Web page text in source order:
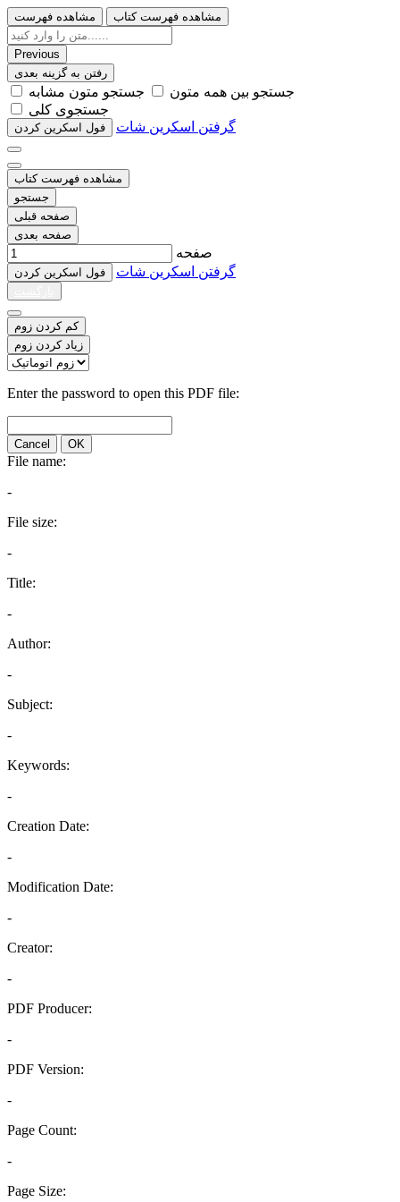
مشاهده فهرست مشاهده فهرست کتاب
Previous
رفتن به گزینه بعدی
ﺟﺴﺘﺠﻮ ﺑﯿﻦ ﻫﻤﻪ ﻣﺘﻮﻥ
ﺟﺴﺘﺠﻮ ﻣﺘﻮﻥ ﻣﺸﺎﺑﻪ
ﺟﺴﺘﺠﻮﯼ ﮐﻠﯽ
ﻓﻮﻝ اﺳﮑﺮﯾﻦ ﮐﺮﺩﻥ گرفتن اسکرین شات
مشاهده فهرست کتاب
جستجو
صفحه قبلی
صفحه بعدی
صفحه
ﻓﻮﻝ اﺳﮑﺮﯾﻦ ﮐﺮﺩﻥ گرفتن اسکرین شات
کم کردن زوم
زیاد کردن زوم
Enter the password to open this PDF file:
Cancel OK
File name:
-
File size:
-
Title:
-
Author:
-
Subject:
-
Keywords:
-
Creation Date:
-
Modification Date:
-
Creator:
-
PDF Producer:
-
PDF Version:
-
Page Count:
-
Page Size: